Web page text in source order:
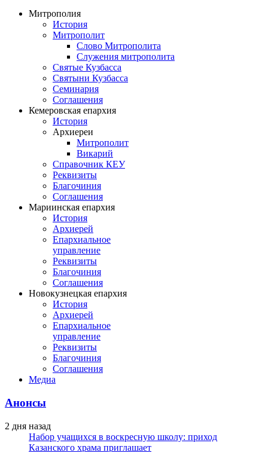
Митрополия
История
Митрополит
Слово Митрополита
Служения митрополита
Святые Кузбасса
Святыни Кузбасса
Семинария
Соглашения
Кемеровская епархия
История
Архиереи
Митрополит
Викарий
Справочник КЕУ
Реквизиты
Благочиния
Соглашения
Мариинская епархия
История
Архиерей
Епархиальное
управление
Реквизиты
Благочиния
Соглашения
Новокузнецкая епархия
История
Архиерей
Епархиальное
управление
Реквизиты
Благочиния
Соглашения
Медиа
Анонсы
2 дня назад
Набор учащихся в воскресную школу: приход
Казанского храма приглашает